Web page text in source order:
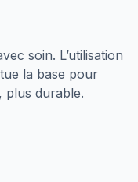
soin. L’utilisation
la base pour
plus durable.